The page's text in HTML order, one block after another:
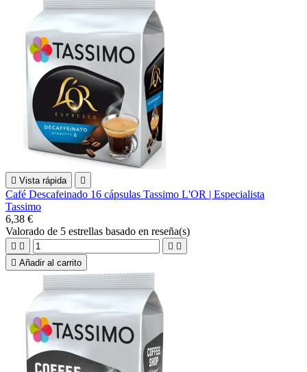
 Vista rápida 
Café Descafeinado 16 cápsulas Tassimo L'OR | Especialista
Tassimo
6,38 €
Valorado de 5 estrellas basado en reseña(s)
   
 Añadir al carrito